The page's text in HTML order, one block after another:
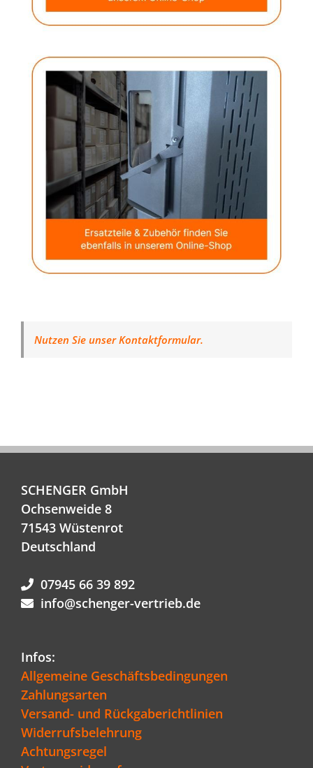
Nutzen Sie unser Kontaktformular.
SCHENGER GmbH
Ochsenweide 8
71543 Wüstenrot
Deutschland
07945 66 39 892
info@schenger-vertrieb.de
Infos:
Allgemeine Geschäftsbedingungen
Zahlungsarten
Versand- und Rückgaberichtlinien
Widerrufsbelehrung
Achtungsregel